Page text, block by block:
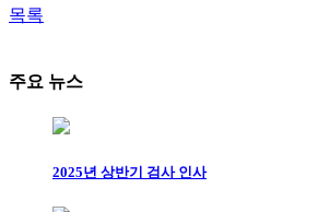
목록
주요 뉴스
2025년 상반기 검사 인사